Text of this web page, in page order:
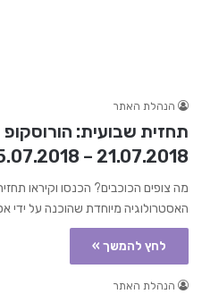
הנהלת האתר
תחזית שבועית: הורוסקופ
21.07.2018 – 15.07.2018
מה צופים הכוכבים? הכנסו וקיראו
האסטרולוגיה מיוחדת שהוכנה על ידי
לחץ להמשך »
הנהלת האתר